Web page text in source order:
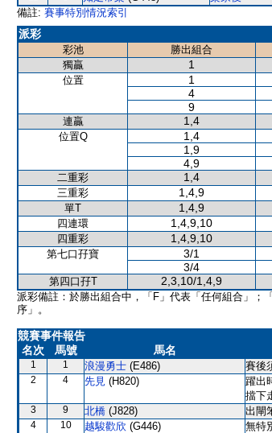
備註: 賽事特別情況索引
派彩
彩池 勝出組合
獨贏
1
位置 1
4
9
連贏 1,4
位置Q 1,4
1,9
4,9
二重彩 1,4
三重彩 1,4,9
單T 1,4,9
四連環 1,4,9,10
四重彩 1,4,9,10
第七口孖寶 3/1
3/4
第四口孖T 2,3,10/1,4,9
派彩備註：於勝出組合中，「F」代表「任何組合」；
序」。
競賽事件報告
名次
馬號 馬名
1 1 浪漫勇士 (E486) 賽後
2 4 先見 (H820)
躍出
擋下
3 9 北橋 (J828) 出閘
4 10 越駿歡欣 (G446) 無特